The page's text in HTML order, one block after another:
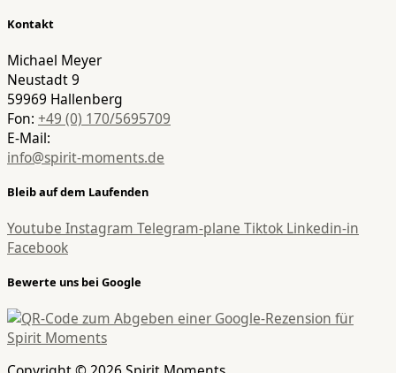
Kontakt
Michael Meyer
Neustadt 9
59969 Hallenberg
Fon: +49 (0) 170/5695709
E-Mail:
info@spirit-moments.de
Bleib auf dem Laufenden
Youtube Instagram Telegram-plane Tiktok Linkedin-in
Facebook
Bewerte uns bei Google